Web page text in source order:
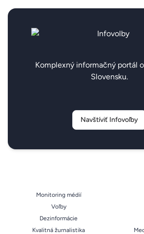
Komplexný informačný portál
Slovensku.
Navštíviť Infovoľby
Monitoring médií
Voľby
Dezinformácie
Kvalitná žurnalistika